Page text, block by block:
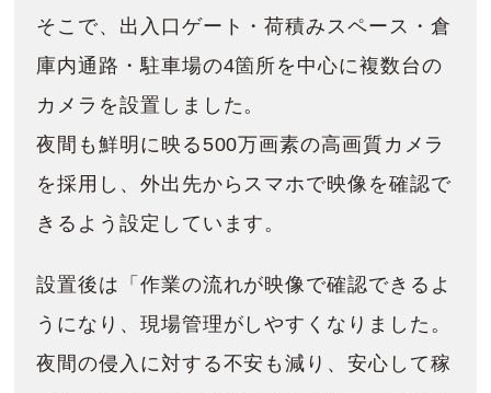
そこで、出入口ゲート・荷積みスペース・倉
庫内通路・駐車場の4箇所を中心に複数台の
カメラを設置しました。
夜間も鮮明に映る500万画素の高画質カメラ
を採用し、外出先からスマホで映像を確認で
きるよう設定しています。
設置後は「作業の流れが映像で確認できるよ
うになり、現場管理がしやすくなりました。
夜間の侵入に対する不安も減り、安心して稼